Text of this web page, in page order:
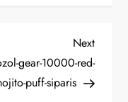
Next
Post
Next
gear-10000-red-
puff-siparis